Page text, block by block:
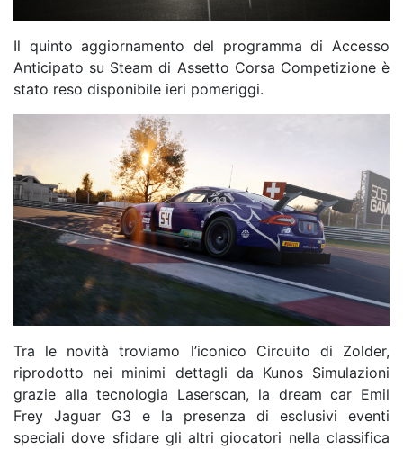
Il quinto aggiornamento del programma di Accesso
Anticipato su Steam di Assetto Corsa Competizione è
stato reso disponibile ieri pomeriggi.
Tra le novità troviamo l’iconico Circuito di Zolder,
riprodotto nei minimi dettagli da Kunos Simulazioni
grazie alla tecnologia Laserscan, la dream car Emil
Frey Jaguar G3 e la presenza di esclusivi eventi
speciali dove sfidare gli altri giocatori nella classifica